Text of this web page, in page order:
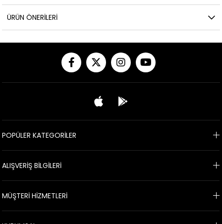
ÜRÜN ÖNERILERI
POPÜLER KATEGORİLER
ALIŞVERİŞ BİLGİLERİ
MÜŞTERİ HİZMETLERİ